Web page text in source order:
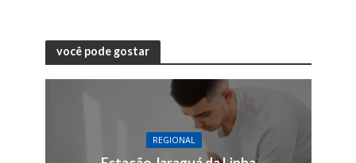
você pode gostar
REGIONAL